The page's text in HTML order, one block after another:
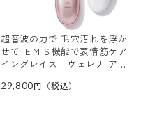
超音波の力で 毛穴汚れを浮か
せて ＥＭＳ機能で表情筋ケア
イングレイス ヴェレナ アク
ム３０ｍｌ付
29,800